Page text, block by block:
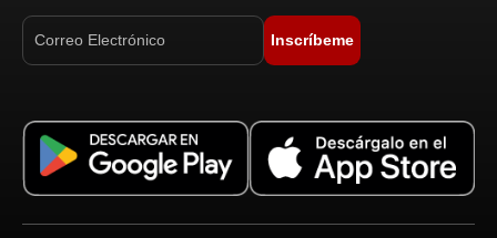
Inscríbeme